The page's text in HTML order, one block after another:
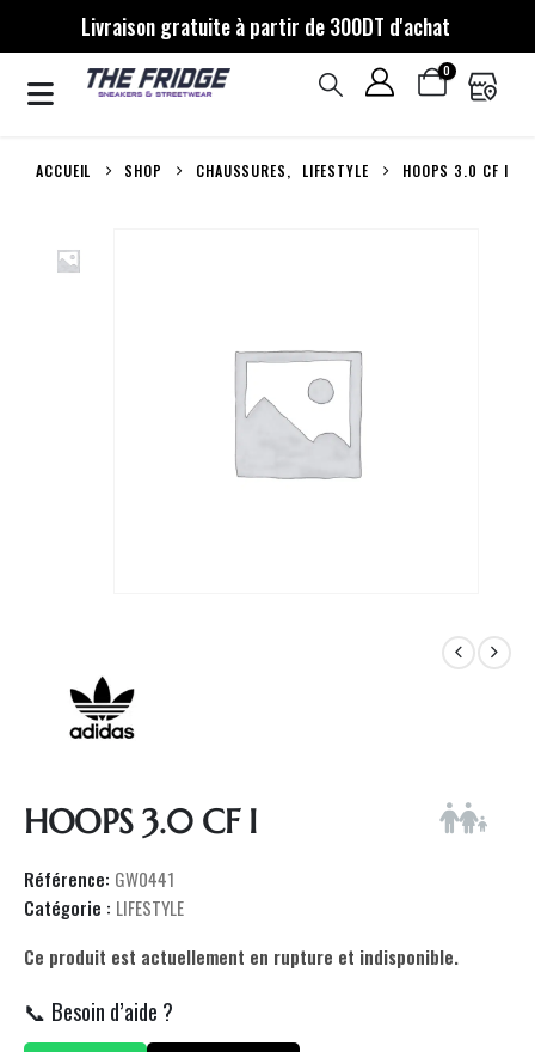
Livraison gratuite à partir de 300DT d'achat
0
ACCUEIL SHOP CHAUSSURES, LIFESTYLE HOOPS 3.0 CF I
HOOPS 3.0 CF I
Référence: GW0441
Catégorie : LIFESTYLE
Ce produit est actuellement en rupture et indisponible.
📞 Besoin d’aide ?